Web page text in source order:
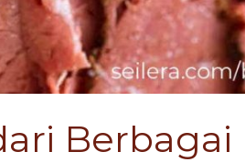
Berbagai